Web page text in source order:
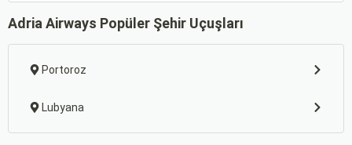
Adria Airways Popüler Şehir Uçuşları
Portoroz
Lubyana